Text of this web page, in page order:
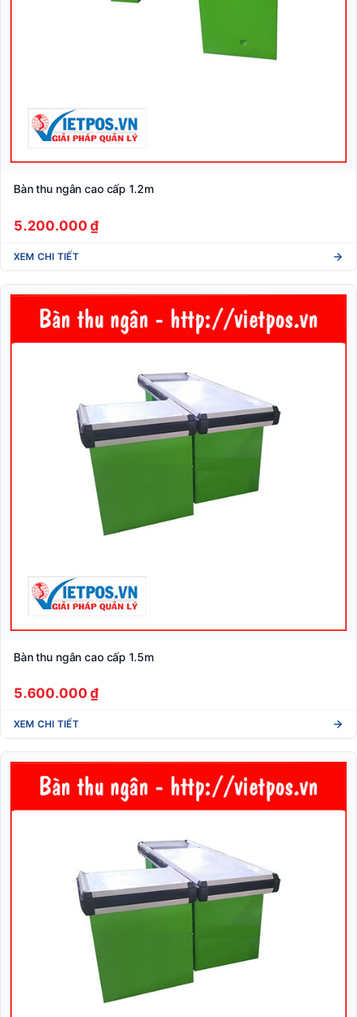
Bàn thu ngân cao cấp 1.2m
5.200.000 ₫
XEM CHI TIẾT
Bàn thu ngân cao cấp 1.5m
5.600.000 ₫
XEM CHI TIẾT